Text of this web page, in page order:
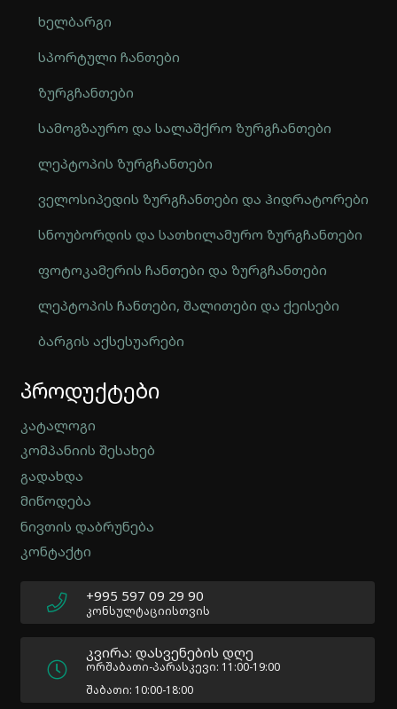
ხელბარგი
სპორტული ჩანთები
ზურგჩანთები
სამოგზაურო და სალაშქრო ზურგჩანთები
ლეპტოპის ზურგჩანთები
ველოსიპედის ზურგჩანთები და ჰიდრატორები
სნოუბორდის და სათხილამურო ზურგჩანთები
ფოტოკამერის ჩანთები და ზურგჩანთები
ლეპტოპის ჩანთები, შალითები და ქეისები
ბარგის აქსესუარები
Hierarchic
Categories
in
-
Version
2.0.12
Author:
Atakan
Docs:
https://atakanau.blogspot.com/2021/01/automatic-
menu-
plugin.html
პროდუქტები
კატალოგი
კომპანიის შესახებ
გადახდა
მიწოდება
ნივთის დაბრუნება
კონტაქტი
+995 597 09 29 90
კონსულტაციისთვის
კვირა: დასვენების დღე
ორშაბათი-პარასკევი: 11:00-19:00
შაბათი: 10:00-18:00